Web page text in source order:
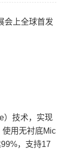
会上全球首发
）技术，实现
使用无衬底Mic
，支持17